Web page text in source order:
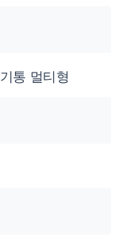
통 멀티형